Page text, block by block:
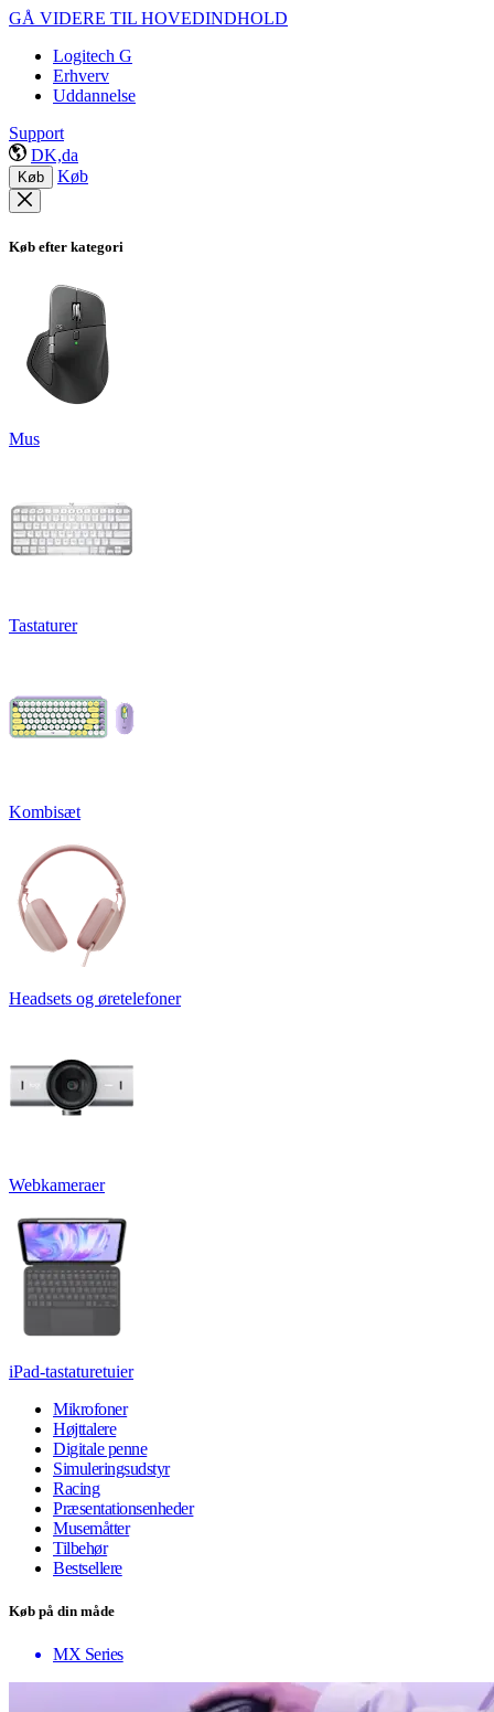
GÅ VIDERE TIL HOVEDINDHOLD
Logitech G
Erhverv
Uddannelse
Support
DK,da
Køb Køb
Køb efter kategori
Mus
Tastaturer
Kombisæt
Headsets og øretelefoner
Webkameraer
iPad-tastaturetuier
Mikrofoner
Højttalere
Digitale penne
Simuleringsudstyr
Racing
Præsentationsenheder
Musemåtter
Tilbehør
Bestsellere
Køb på din måde
MX Series